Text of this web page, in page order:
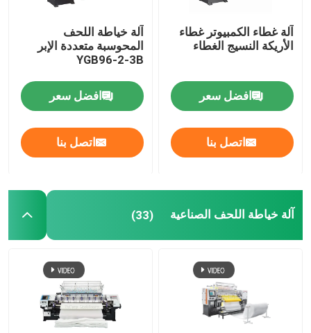
آلة غطاء الكمبيوتر غطاء
الأريكة النسيج الغطاء
افضل سعر
اتصل بنا
آلة خياطة اللحف
المحوسبة متعددة الإبر
YGB96-2-3B
افضل سعر
اتصل بنا
آلة خياطة اللحف الصناعية (33)